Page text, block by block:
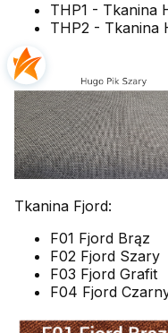
THP1 - Tkanina
THP2 - Tkanina
Tkanina Fjord:
F01 Fjord Brąz
F02 Fjord Szary
F03 Fjord Grafit
F04 Fjord